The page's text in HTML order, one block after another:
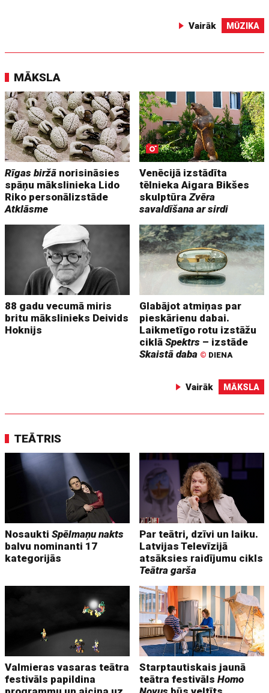
Vairāk MŪZIKA
MĀKSLA
Rīgas biržā norisināsies
spāņu mākslinieka Lido
Riko personālizstāde
Atklāsme
Venēcijā izstādīta
tēlnieka Aigara Bikšes
skulptūraZvēra
savaldīšana ar sirdi
88 gadu vecumā miris
britu mākslinieks Deivids
Hoknijs
Glabājot atmiņas par
pieskārienu dabai.
Laikmetīgo rotu izstāžu
ciklāSpektrs – izstāde
Skaistā daba © DIENA
Vairāk MĀKSLA
TEĀTRIS
NosauktiSpēlmaņu nakts
balvu nominanti 17
kategorijās
Par teātri, dzīvi un laiku.
Latvijas Televīzijā
atsāksies raidījumu cikls
Teātra garša
Valmieras vasaras teātra
festivāls papildina
Starptautiskais jaunā
teātra festivālsHomo